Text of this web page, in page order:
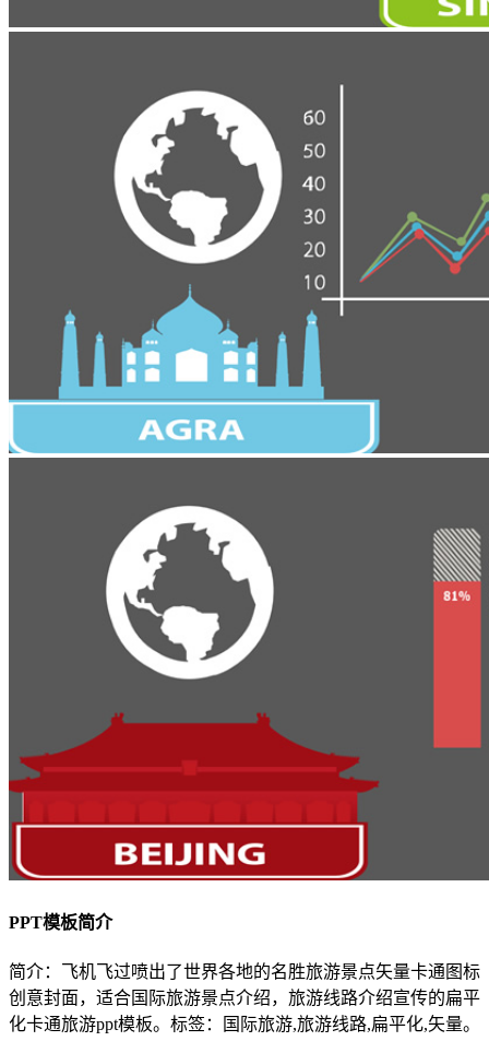
PPT模板简介
简介：飞机飞过喷出了世界各地的名胜旅游景点矢量卡通图标
创意封面，适合国际旅游景点介绍，旅游线路介绍宣传的扁平
化卡通旅游ppt模板。标签：国际旅游,旅游线路,扁平化,矢量。